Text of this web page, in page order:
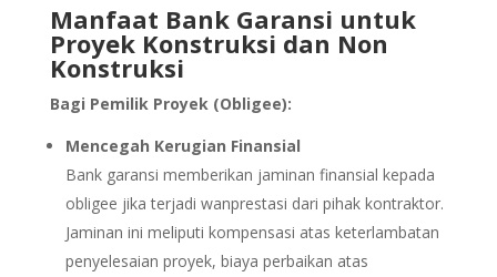
Manfaat Bank Garansi untuk
Proyek Konstruksi dan Non
Konstruksi
Bagi Pemilik Proyek (Obligee):
Mencegah Kerugian Finansial
Bank garansi memberikan jaminan finansial kepada
obligee jika terjadi wanprestasi dari pihak kontraktor.
Jaminan ini meliputi kompensasi atas keterlambatan
penyelesaian proyek, biaya perbaikan atas